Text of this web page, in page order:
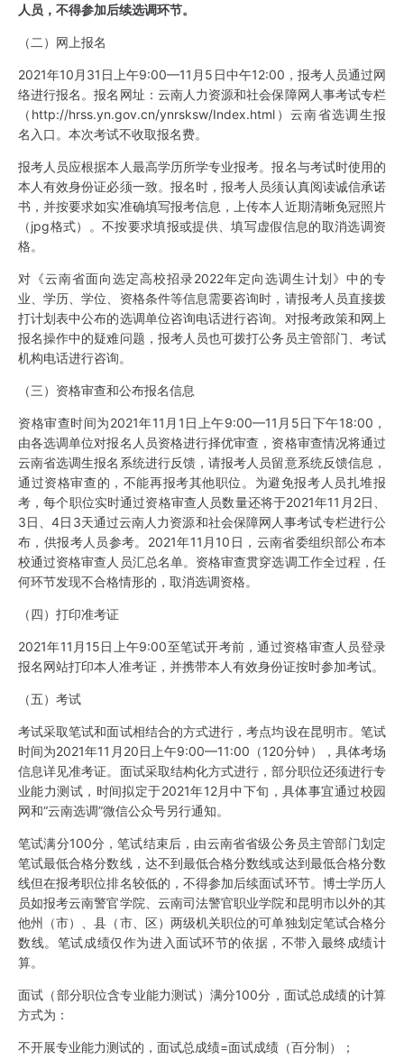
人员，不得参加后续选调环节。
（二）网上报名
2021年10月31日上午9:00—11月5日中午12:00，报考人员通过网
络进行报名。报名网址：云南人力资源和社会保障网人事考试专栏
（http://hrss.yn.gov.cn/ynrsksw/Index.html）云南省选调生报
名入口。本次考试不收取报名费。
报考人员应根据本人最高学历所学专业报考。报名与考试时使用的
本人有效身份证必须一致。报名时，报考人员须认真阅读诚信承诺
书，并按要求如实准确填写报考信息，上传本人近期清晰免冠照片
（jpg格式）。不按要求填报或提供、填写虚假信息的取消选调资
格。
对《云南省面向选定高校招录2022年定向选调生计划》中的专
业、学历、学位、资格条件等信息需要咨询时，请报考人员直接拨
打计划表中公布的选调单位咨询电话进行咨询。对报考政策和网上
报名操作中的疑难问题，报考人员也可拨打公务员主管部门、考试
机构电话进行咨询。
（三）资格审查和公布报名信息
资格审查时间为2021年11月1日上午9:00—11月5日下午18:00，
由各选调单位对报名人员资格进行择优审查，资格审查情况将通过
云南省选调生报名系统进行反馈，请报考人员留意系统反馈信息，
通过资格审查的，不能再报考其他职位。为避免报考人员扎堆报
考，每个职位实时通过资格审查人员数量还将于2021年11月2日、
3日、4日3天通过云南人力资源和社会保障网人事考试专栏进行公
布，供报考人员参考。2021年11月10日，云南省委组织部公布本
校通过资格审查人员汇总名单。资格审查贯穿选调工作全过程，任
何环节发现不合格情形的，取消选调资格。
（四）打印准考证
2021年11月15日上午9:00至笔试开考前，通过资格审查人员登录
报名网站打印本人准考证，并携带本人有效身份证按时参加考试。
（五）考试
考试采取笔试和面试相结合的方式进行，考点均设在昆明市。笔试
时间为2021年11月20日上午9:00—11:00（120分钟），具体考场
信息详见准考证。面试采取结构化方式进行，部分职位还须进行专
业能力测试，时间拟定于2021年12月中下旬，具体事宜通过校园
网和“云南选调”微信公众号另行通知。
笔试满分100分，笔试结束后，由云南省省级公务员主管部门划定
笔试最低合格分数线，达不到最低合格分数线或达到最低合格分数
线但在报考职位排名较低的，不得参加后续面试环节。博士学历人
员如报考云南警官学院、云南司法警官职业学院和昆明市以外的其
他州（市）、县（市、区）两级机关职位的可单独划定笔试合格分
数线。笔试成绩仅作为进入面试环节的依据，不带入最终成绩计
算。
面试（部分职位含专业能力测试）满分100分，面试总成绩的计算
方式为：
不开展专业能力测试的，面试总成绩=面试成绩（百分制）；